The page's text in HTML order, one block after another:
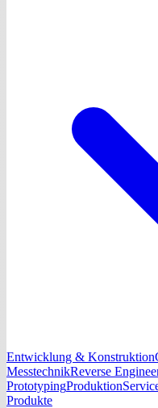
Entwicklung & Konstruktion
MesstechnikReverse
PrototypingProduktion
Produkte